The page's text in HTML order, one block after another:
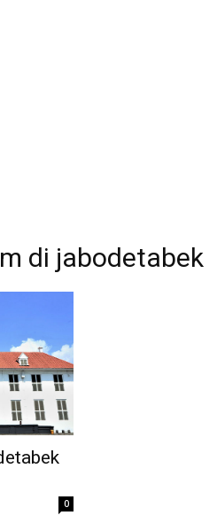
di jabodetabek
0